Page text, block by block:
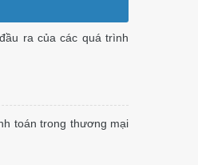
ra của các quá trình
toán trong thương mại